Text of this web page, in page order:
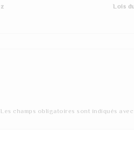
Lois
Les champs obligatoires sont indiqués avec